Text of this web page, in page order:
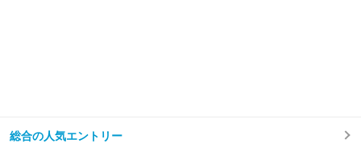
総合の人気エントリー